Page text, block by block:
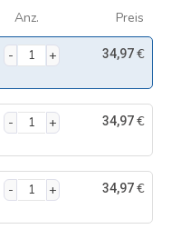
Anz. Preis
34,97€
34,97€
34,97€